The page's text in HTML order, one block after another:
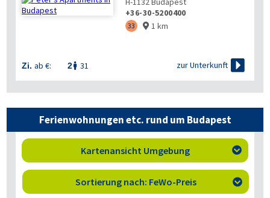
+36-30-5200400
33  1 km
Zi. ab €: 2 31 zur Unterkunft 
Ferienwohnungen etc. rund um Budapest
Kartenansicht Umgebung 
Sortierung nach: FeWo-Preis 